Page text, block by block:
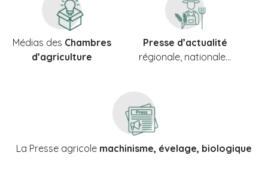
Médias des Chambres
d’agriculture
Presse d’actualité
régionale, nationale…
La Presse agricole machinisme, évelage, biologique